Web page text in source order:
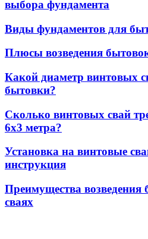
выбора фундамента
Виды фундаментов для
Плюсы возведения
Какой диаметр винтовых
бытовки?
Сколько винтовых свай
6х3 метра?
Установка на винтовые
инструкция
Преимущества
сваях